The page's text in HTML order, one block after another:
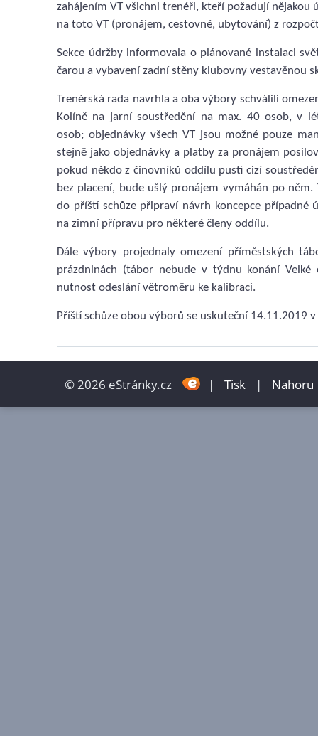
zahájením VT všichni trenéři, kteří požadují nějakou
na toto VT (pronájem, cestovné, ubytování) z
Sekce údržby informovala o plánované instalaci
čarou a vybavení zadní stěny klubovny vestavěnou
Trenérská rada navrhla a oba výbory schválili
Kolíně na jarní soustředění na max. 40 osob, v
osob; objednávky všech VT jsou možné pouze
stejně jako objednávky a platby za pronájem
pokud někdo z činovníků oddílu pustí cizí
bez placení, bude ušlý pronájem vymáhán po něm.
do příští schůze připraví návrh koncepce případné
na zimní přípravu pro některé členy oddílu.
Dále výbory projednaly omezení příměstských
prázdninách (tábor nebude v týdnu konání Velké
nutnost odeslání větroměru ke kalibraci.
Příští schůze obou výborů se uskuteční 14.11.2019
© 2026 eStránky.cz | Tisk | Nahoru